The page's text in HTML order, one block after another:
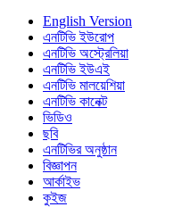
English Version
এনটিভি ইউরোপ
এনটিভি অস্ট্রেলিয়া
এনটিভি ইউএই
এনটিভি মালয়েশিয়া
এনটিভি কানেক্ট
ভিডিও
ছবি
এনটিভির অনুষ্ঠান
বিজ্ঞাপন
আর্কাইভ
কুইজ